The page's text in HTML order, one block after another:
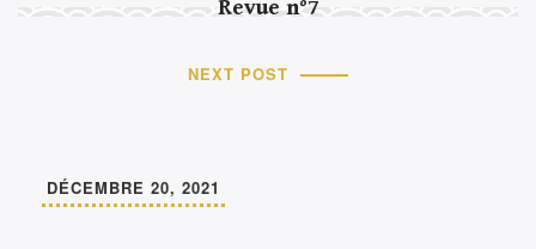
Revue n°7
NEXT POST
DÉCEMBRE 20, 2021